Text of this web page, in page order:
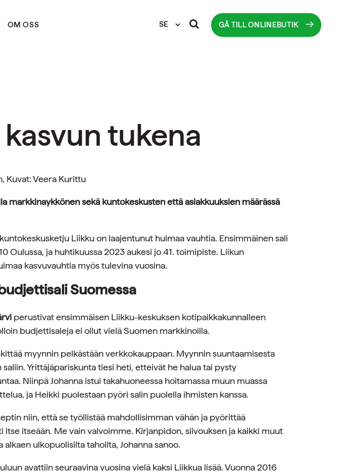
OM OSS SE GÅ TILL ONLINEBUTIK
tukena
Kuvat: Veera Kurittu
markkinaykkönen sekä kuntokeskusten että asiakkuuksien määrässä
Liikku on laajentunut huimaa vauhtia. Ensimmäinen sali
Oulussa, ja huhtikuussa 2023 aukesi jo 41. toimipiste. Liikun
kasvuvauhtia myös tulevina vuosina.
Suomessa
perustivat ensimmäisen Liikku-keskuksen kotipaikkakunnalleen
budjettisaleja ei ollut vielä Suomen markkinoilla.
myynnin pelkästään verkkokauppaan. Myynnin suuntaamisesta
Yrittäjäpariskunta tiesi heti, etteivät he halua tai pysty
Niinpä Johanna istui takahuoneessa hoitamassa muun muassa
ja Heikki puolestaan pyöri salin puolella ihmisten kanssa.
niin, että se työllistää mahdollisimman vähän ja pyörittää
itseään. Me vain valvoimme. Kirjanpidon, siivouksen ja kaikki muut
ulkopuolisilta tahoilta, Johanna sanoo.
avattiin seuraavina vuosina vielä kaksi Liikkua lisää. Vuonna 2016